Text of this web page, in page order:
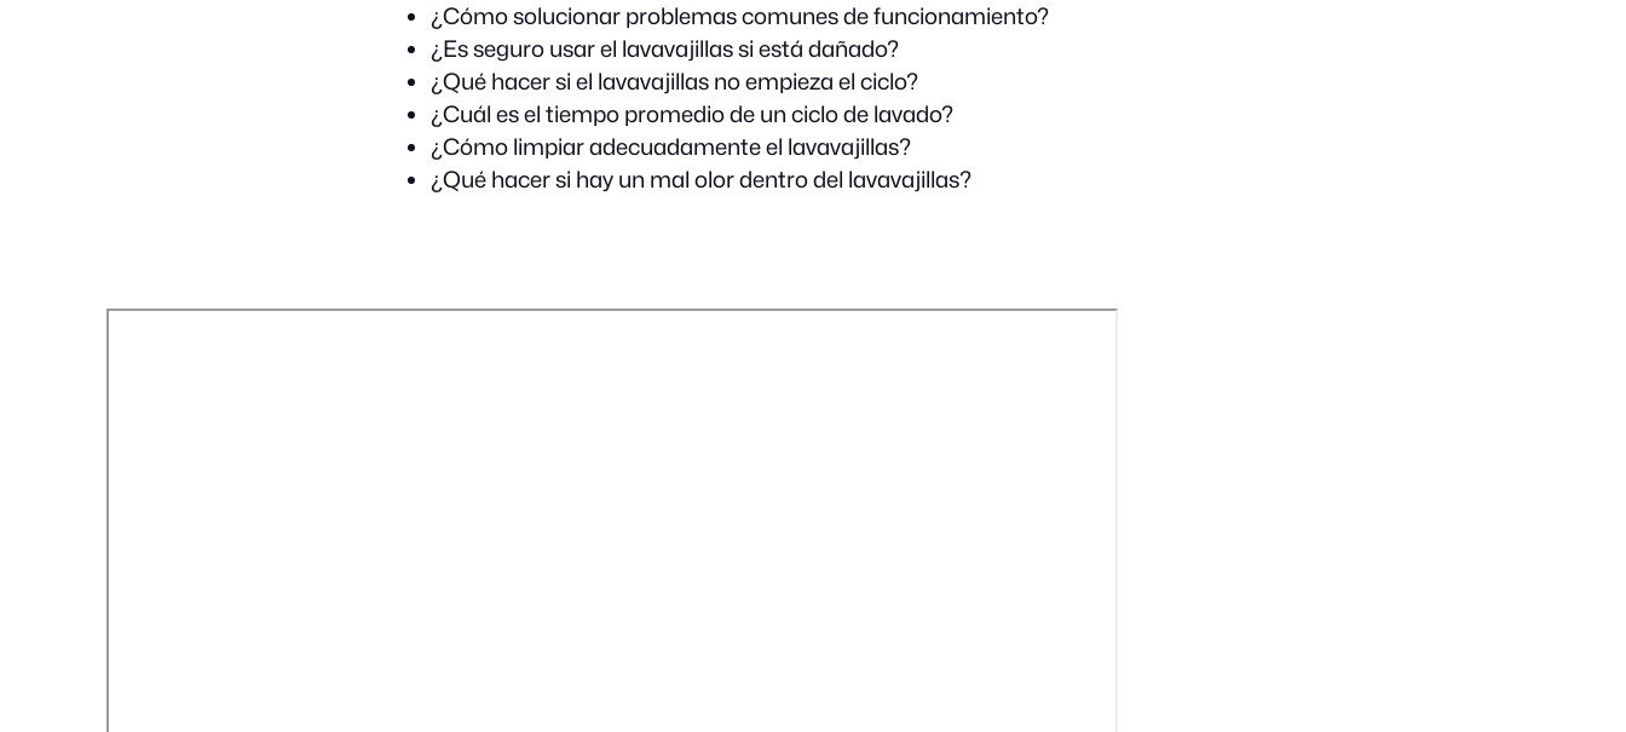
¿Cómo solucionar problemas comunes de funcionamiento?
¿Es seguro usar el lavavajillas si está dañado?
¿Qué hacer si el lavavajillas no empieza el ciclo?
¿Cuál es el tiempo promedio de un ciclo de lavado?
¿Cómo limpiar adecuadamente el lavavajillas?
¿Qué hacer si hay un mal olor dentro del lavavajillas?